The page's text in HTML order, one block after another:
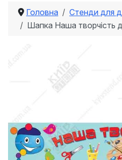
Головна
Стенди для
Шапка Наша творчість